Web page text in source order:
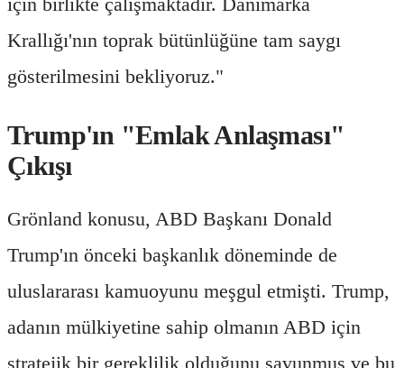
Krallığı'nın toprak bütünlüğüne tam saygı
gösterilmesini bekliyoruz."
Trump'ın "Emlak Anlaşması"
Çıkışı
Grönland konusu, ABD Başkanı Donald
Trump'ın önceki başkanlık döneminde de
uluslararası kamuoyunu meşgul etmişti. Trump,
adanın mülkiyetine sahip olmanın ABD için
stratejik bir gereklilik olduğunu savunmuş ve bu